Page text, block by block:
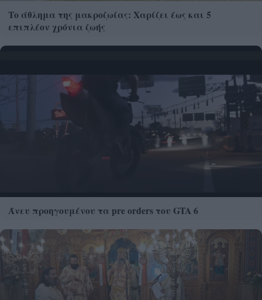
Το άθλημα της μακροζωίας: Χαρίζει έως και 5
επιπλέον χρόνια ζωής
Άνευ προηγουμένου τα pre orders του GTA 6